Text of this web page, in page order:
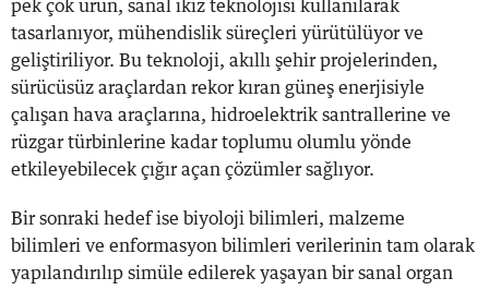
pek çok ürün, sanal ikiz teknolojisi kullanılarak
tasarlanıyor, mühendislik süreçleri yürütülüyor ve
geliştiriliyor. Bu teknoloji, akıllı şehir projelerinden,
sürücüsüz araçlardan rekor kıran güneş enerjisiyle
çalışan hava araçlarına, hidroelektrik santrallerine ve
rüzgar türbinlerine kadar toplumu olumlu yönde
etkileyebilecek çığır açan çözümler sağlıyor.
Bir sonraki hedef ise biyoloji bilimleri, malzeme
bilimleri ve enformasyon bilimleri verilerinin tam olarak
yapılandırılıp simüle edilerek yaşayan bir sanal organ